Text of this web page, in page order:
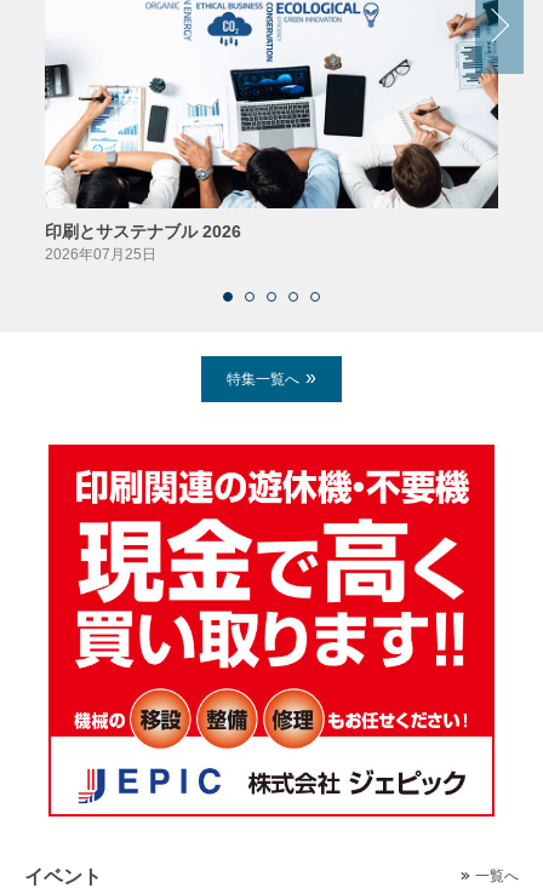
印刷とサステナブル 2026
2026年07月25日
特集一覧へ
イベント 一覧へ